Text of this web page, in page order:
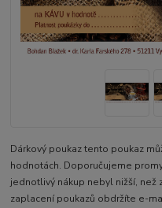
Dárkový poukaz tento poukaz
hodnotách. Doporučujeme
jednotlivý nákup nebyl nižší, než
zaplacení poukazů obdržíte e-